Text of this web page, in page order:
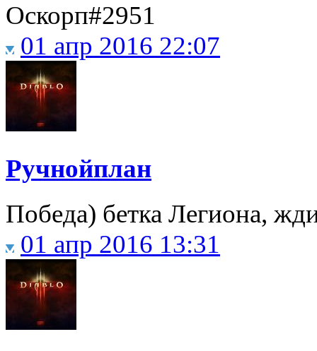
Оскорп#2951
01 апр 2016 22:07
Ручнойплан
Победа) бетка Легиона,
01 апр 2016 13:31